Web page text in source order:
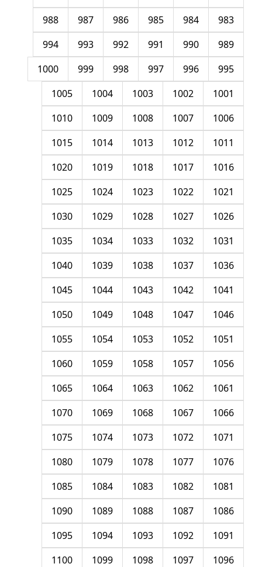
983
984
985
986
987
988
989
990
991
992
993
994
995
996
997
998
999
1000
1001
1002
1003
1004
1005
1006
1007
1008
1009
1010
1011
1012
1013
1014
1015
1016
1017
1018
1019
1020
1021
1022
1023
1024
1025
1026
1027
1028
1029
1030
1031
1032
1033
1034
1035
1036
1037
1038
1039
1040
1041
1042
1043
1044
1045
1046
1047
1048
1049
1050
1051
1052
1053
1054
1055
1056
1057
1058
1059
1060
1061
1062
1063
1064
1065
1066
1067
1068
1069
1070
1071
1072
1073
1074
1075
1076
1077
1078
1079
1080
1081
1082
1083
1084
1085
1086
1087
1088
1089
1090
1091
1092
1093
1094
1095
1096
1097
1098
1099
1100